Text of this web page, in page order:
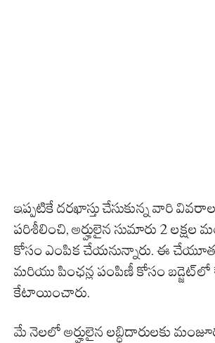
ఇప్పటికే దరఖాస్తు చేసుకున్న వారి
పరిశీలించి, అర్హులైన సుమారు 2 లక్షల
కోసం ఎంపిక చేయనున్నారు. ఈ చేయూత
మరియు పింఛన్ల పంపిణీ కోసం బడ్జెట్‌లో
కేటాయించారు.
మే నెలలో అర్హులైన లబ్ధిదారులకు